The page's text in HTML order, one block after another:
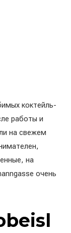
коктейль-
работы и
на свежем
на
очень